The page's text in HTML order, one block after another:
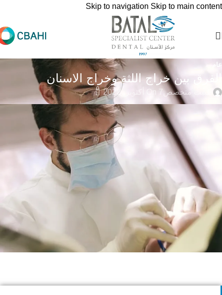
Skip to navigation Skip to main content
عام
الفرق بين خراج اللثة وخراج الاسنان
طبيب متخصص On 7 أكتوبر، 2022 0